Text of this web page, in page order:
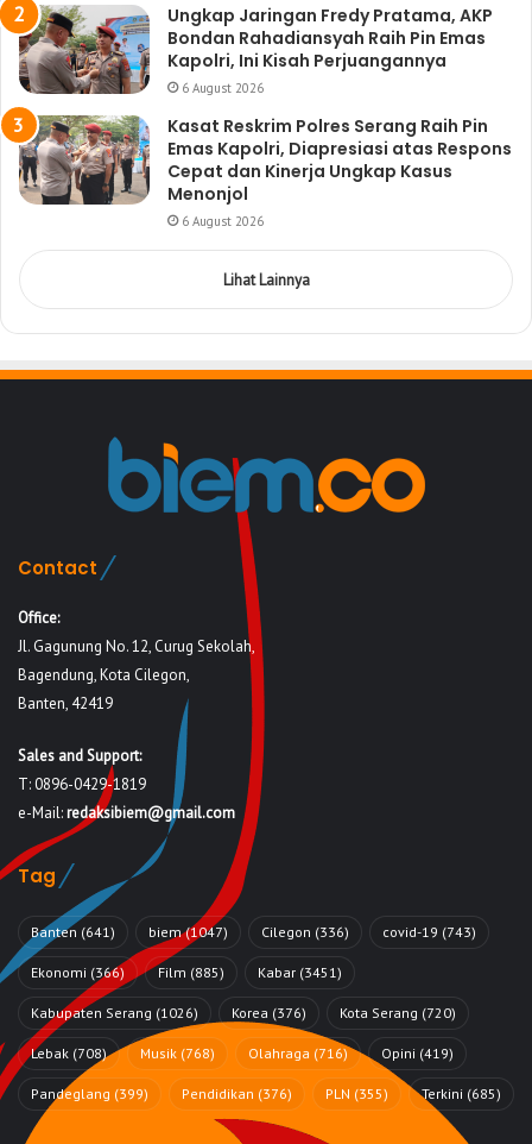
Ungkap Jaringan Fredy Pratama, AKP
Bondan Rahadiansyah Raih Pin Emas
Kapolri, Ini Kisah Perjuangannya
6 August 2026
Kasat Reskrim Polres Serang Raih Pin
Emas Kapolri, Diapresiasi atas Respons
Cepat dan Kinerja Ungkap Kasus
Menonjol
6 August 2026
Lihat Lainnya
Contact
Office:
Jl. Gagunung No. 12, Curug Sekolah,
Bagendung, Kota Cilegon,
Banten, 42419
Sales and Support:
T: 0896-0429-1819
e-Mail:redaksibiem@gmail.com
Tag
Banten (641) biem(1047) Cilegon (336) covid-19 (743)
Ekonomi (366) Film (885) Kabar (3451)
Kabupaten Serang (1026) Korea (376) Kota Serang (720)
Lebak (708) Musik (768) Olahraga (716) Opini (419)
Pandeglang (399) Pendidikan (376) PLN (355) Terkini (685)